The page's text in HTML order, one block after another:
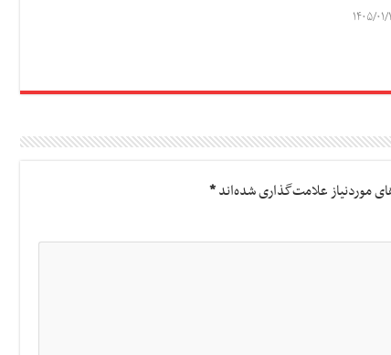
۰۱/۱۱
موردنیاز علامت‌گذاری شده‌اند*